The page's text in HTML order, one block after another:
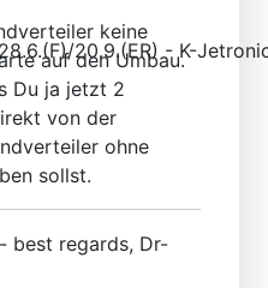
20.9.(ER) - K-
keine
auf den Umbau.
Du ja jetzt 2
von der
ohne
sollst.
best regards, Dr-